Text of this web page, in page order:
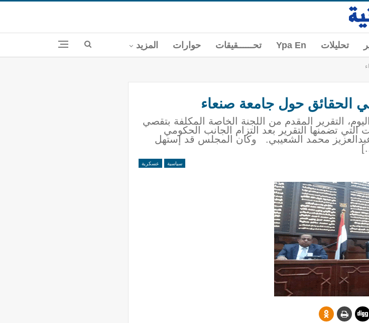
تحليلات Ypa En تحــــــقيقات حوارات المزيد
الحقائق حول جامعة صنعاء
التقرير المقدم من اللجنة الخاصة المكلفة بتقصي
تضمنها التقرير بعد التزام الجانب الحكومي
عبدالعزيز محمد الشعيبي. وكان المجلس قد إستهل
سياسية عسكرية